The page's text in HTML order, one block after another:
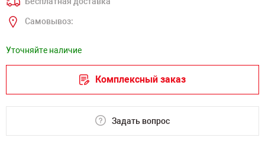
Самовывоз:
Уточняйте наличие
Комплексный заказ
Задать вопрос